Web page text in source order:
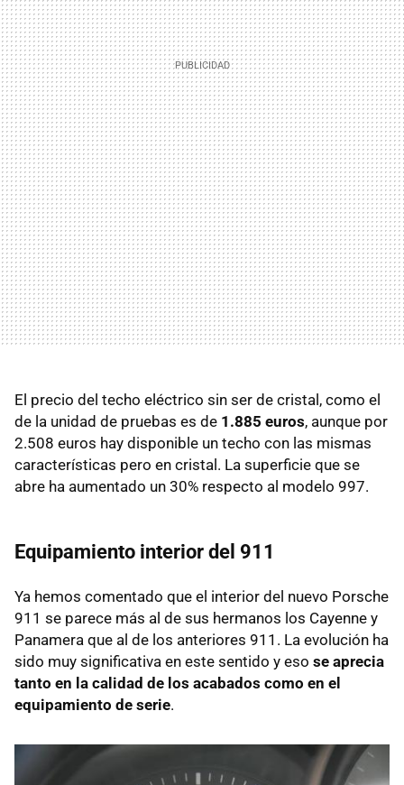
El precio del techo eléctrico sin ser de cristal, como el
de la unidad de pruebas es de 1.885 euros, aunque por
2.508 euros hay disponible un techo con las mismas
características pero en cristal. La superficie que se
abre ha aumentado un 30% respecto al modelo 997.
Equipamiento interior del 911
Ya hemos comentado que el interior del nuevo Porsche
911 se parece más al de sus hermanos los Cayenne y
Panamera que al de los anteriores 911. La evolución ha
sido muy significativa en este sentido y eso se aprecia
tanto en la calidad de los acabados como en el
equipamiento de serie.